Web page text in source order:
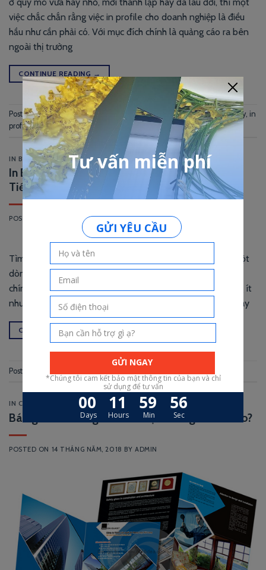
việc chắc chắn rằng việc in profile cho doanh nghiệp là điều
hầu như cần phải có. Với mục đích chính là quảng cáo ra bên
ngoài thị trường
CONTINUE READING →
Posted inIn Ấn Phẩm Quảng Cáo In Profile | Taggedin profile công ty in
profile doanh nghiệp,in profile tphcm
IN BROCHURE, IN CATALOGUE
In Brochure Số Lượng Ít. In Catalogue In Nhanh
Tiết Kiệm
POSTED ON 2 THÁNG TÁM, 2018BYTAO HA
Tìm hiểu về in brochure số lượng ít để tiết kiệm chi phí? Một
dòng sản phẩm để đưa ra các sự kiện, địa điểm du lịch.. đó
chính là brochure, vậy làm thế nào để in brochure số lượng ít
nhưng phải chất và tiết kiệm ? hãy theo dõi bài viết dưới đây
CONTINUE READING→
Posted in
IN CATALOGUE
Báo giá in catalogue. Nên chọn những nhà in nào?
POSTED ON 14 THÁNG NĂM, 2018 BY ADMIN